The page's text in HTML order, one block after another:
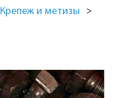
Крепеж и метизы